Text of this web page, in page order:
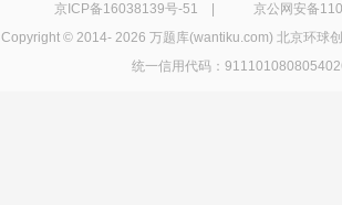
京ICP备16038139号-51
京公网安备
Copyright © 2014- 2026 万题库(wantiku.com) 北京环
统一信用代码：